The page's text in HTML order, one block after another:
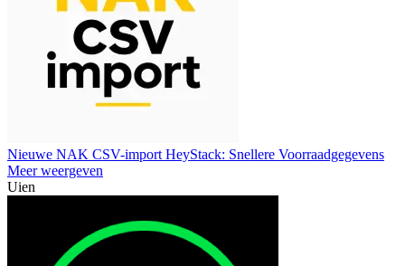
Nieuwe NAK CSV-import HeyStack: Snellere Voorraadgegevens
Meer weergeven
Uien